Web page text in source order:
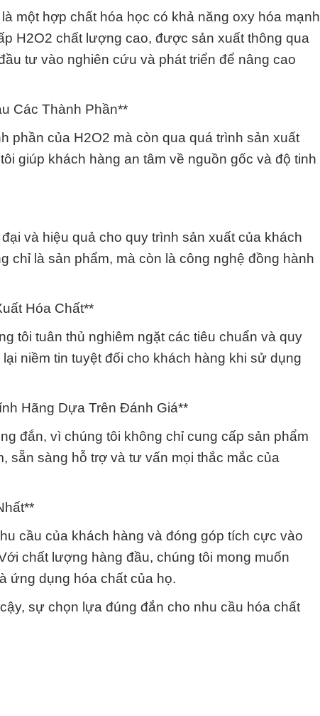
một hợp chất hóa học có khả năng oxy hóa mạnh
H2O2 chất lượng cao, được sản xuất thông qua
tư vào nghiên cứu và phát triển để nâng cao
Các Thành Phần**
phần của H2O2 mà còn qua quá trình sản xuất
giúp khách hàng an tâm về nguồn gốc và độ tinh
và hiệu quả cho quy trình sản xuất của khách
chỉ là sản phẩm, mà còn là công nghệ đồng hành
Hóa Chất**
tôi tuân thủ nghiêm ngặt các tiêu chuẩn và quy
niềm tin tuyệt đối cho khách hàng khi sử dụng
Hãng Dựa Trên Đánh Giá**
đắn, vì chúng tôi không chỉ cung cấp sản phẩm
sẵn sàng hỗ trợ và tư vấn mọi thắc mắc của
cầu của khách hàng và đóng góp tích cực vào
chất lượng hàng đầu, chúng tôi mong muốn
ứng dụng hóa chất của họ.
sự chọn lựa đúng đắn cho nhu cầu hóa chất